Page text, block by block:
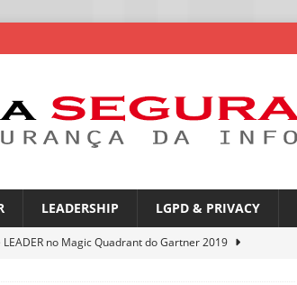
LEADERSHIP LGPD & PRIVACY
no Magic Quadrant do Gartner 2019